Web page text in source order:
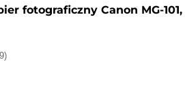
fotograficzny Canon MG-101,